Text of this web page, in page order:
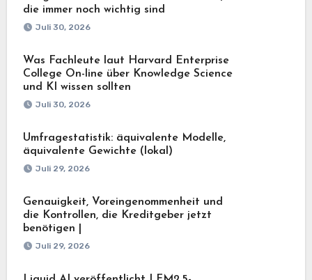
die immer noch wichtig sind
Juli 30, 2026
Was Fachleute laut Harvard Enterprise
College On-line über Knowledge Science
und KI wissen sollten
Juli 30, 2026
Umfragestatistik: äquivalente Modelle,
äquivalente Gewichte (lokal)
Juli 29, 2026
Genauigkeit, Voreingenommenheit und
die Kontrollen, die Kreditgeber jetzt
benötigen |
Juli 29, 2026